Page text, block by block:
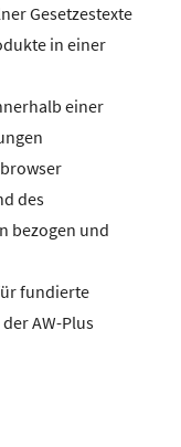
Gesetzestexte
in einer
einer
des
bezogen und
fundierte
AW-Plus